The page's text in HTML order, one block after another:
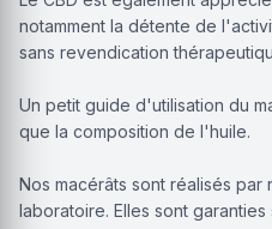
notamment la détente de
sans revendication
Un petit guide d'utilisation du
que la composition de l'huile.
Nos macérâts sont réalisés par
laboratoire. Elles sont